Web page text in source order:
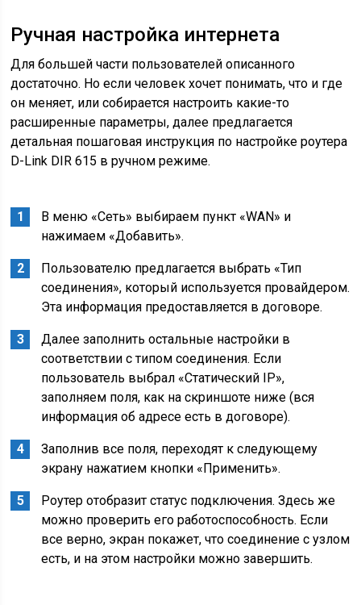
Ручная настройка интернета
Для большей части пользователей описанного
достаточно. Но если человек хочет понимать, что и где
он меняет, или собирается настроить какие-то
расширенные параметры, далее предлагается
детальная пошаговая инструкция по настройке роутера
D-Link DIR 615 в ручном режиме.
В меню «Сеть» выбираем пункт «WAN» и
нажимаем «Добавить».
Пользователю предлагается выбрать «Тип
соединения», который используется провайдером.
Эта информация предоставляется в договоре.
Далее заполнить остальные настройки в
соответствии с типом соединения. Если
пользователь выбрал «Статический IP»,
заполняем поля, как на скриншоте ниже (вся
информация об адресе есть в договоре).
Заполнив все поля, переходят к следующему
экрану нажатием кнопки «Применить».
Роутер отобразит статус подключения. Здесь же
можно проверить его работоспособность. Если
все верно, экран покажет, что соединение с узлом
есть, и на этом настройки можно завершить.